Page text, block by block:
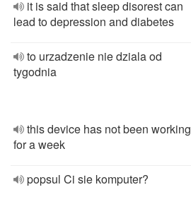
it is said that sleep disorest can
lead to depression and diabetes
to urzadzenie nie dziala od
tygodnia
this device has not been working
for a week
popsul Ci sie komputer?